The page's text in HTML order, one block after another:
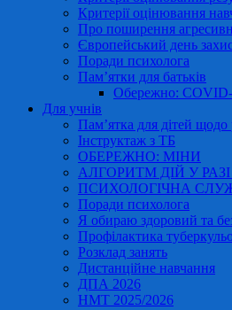
Критерії оцінювання
Про поширення
Європейський день
Поради психолога
Пам’ятки для батьків
Обережно:
Для учнів
Пам’ятка для дітей щодо
Інструктаж з ТБ
ОБЕРЕЖНО: МІНИ
АЛГОРИТМ ДІЙ У РАЗІ
ПСИХОЛОГІЧНА
Поради психолога
Я обираю здоровий та
Профілактика
Розклад занять
Дистанційне навчання
ДПА 2026
НМТ 2025/2026